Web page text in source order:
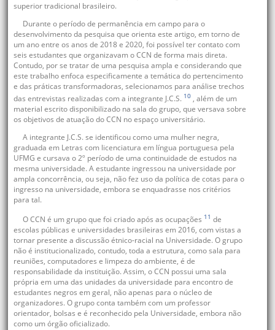
superior tradicional brasileiro.
Durante o período de permanência em campo para o
desenvolvimento da pesquisa que orienta este artigo, em torno de
um ano entre os anos de 2018 e 2020, foi possível ter contato com
seis estudantes que organizavam o CCN de forma mais direta.
Contudo, por se tratar de uma pesquisa ampla e considerando que
este trabalho enfoca especificamente a temática do pertencimento
e das práticas transformadoras, selecionamos para análise trechos
das entrevistas realizadas com a integrante J.C.S. 10 , além de um
material escrito disponibilizado na sala do grupo, que versava sobre
os objetivos de atuação do CCN no espaço universitário.
A integrante J.C.S. se identificou como uma mulher negra,
graduada em Letras com licenciatura em língua portuguesa pela
UFMG e cursava o 2º período de uma continuidade de estudos na
mesma universidade. A estudante ingressou na universidade por
ampla concorrência, ou seja, não fez uso da política de cotas para o
ingresso na universidade, embora se enquadrasse nos critérios
para tal.
O CCN é um grupo que foi criado após as ocupações 11 de
escolas públicas e universidades brasileiras em 2016, com vistas a
tornar presente a discussão étnico-racial na Universidade. O grupo
não é institucionalizado, contudo, toda a estrutura, como sala para
reuniões, computadores e limpeza do ambiente, é de
responsabilidade da instituição. Assim, o CCN possui uma sala
própria em uma das unidades da universidade para encontro de
estudantes negros em geral, não apenas para o núcleo de
organizadores. O grupo conta também com um professor
orientador, bolsas e é reconhecido pela Universidade, embora não
como um órgão oficializado.